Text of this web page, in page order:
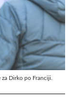
Dirko po Franciji.